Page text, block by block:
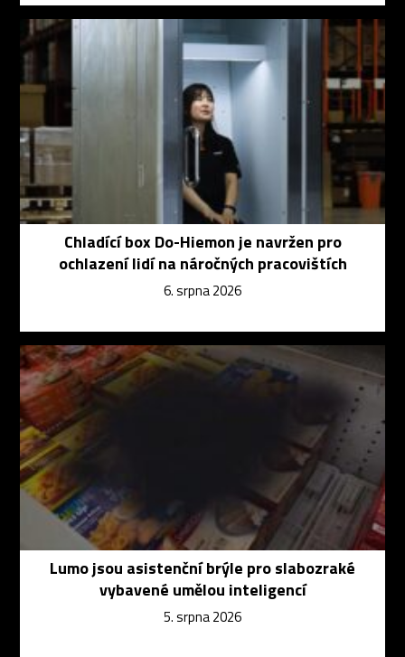
Chladící box Do-Hiemon je navržen pro
ochlazení lidí na náročných pracovištích
6. srpna 2026
Lumo jsou asistenční brýle pro slabozraké
vybavené umělou inteligencí
5. srpna 2026